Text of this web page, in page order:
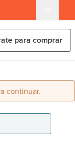
para comprar
continuar.